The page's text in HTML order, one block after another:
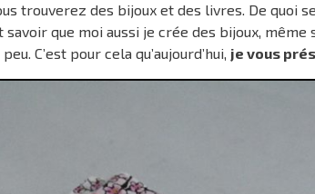
trouverez des bijoux et des livres. De quoi
que moi aussi je crée des bijoux, même
C’est pour cela qu’aujourd’hui, je vous